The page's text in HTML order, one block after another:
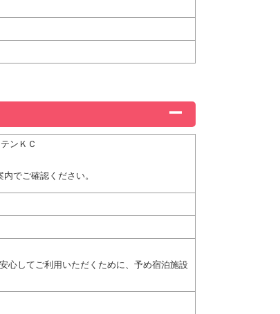
ンＫＣ
でご確認ください。
心してご利用いただくために、予め宿泊施設